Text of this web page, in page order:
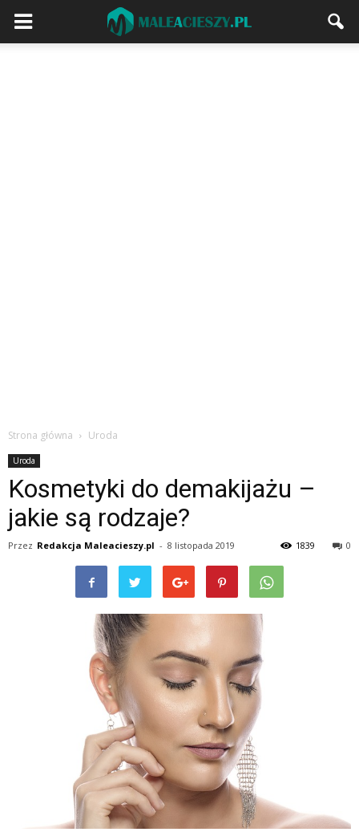
Strona główna Uroda
Uroda
Kosmetyki do demakijażu –
jakie są rodzaje?
Przez Redakcja Maleacieszy.pl - 8 listopada 2019 0
1839